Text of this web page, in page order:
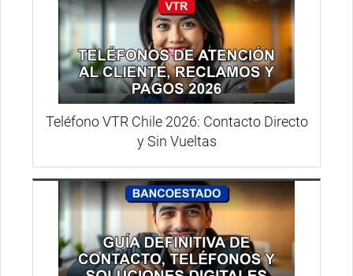
Teléfono VTR Chile 2026: Contacto Directo
y Sin Vueltas